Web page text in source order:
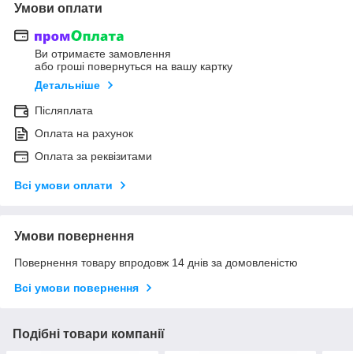
Умови оплати
Ви отримаєте замовлення
або гроші повернуться на вашу картку
Детальніше
Післяплата
Оплата на рахунок
Оплата за реквізитами
Всі умови оплати
Умови повернення
Повернення товару впродовж 14 днів за домовленістю
Всі умови повернення
Подібні товари компанії